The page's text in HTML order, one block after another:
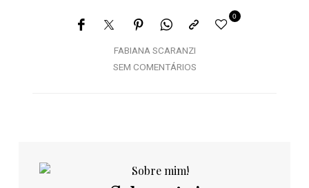
FABIANA SCARANZI
0
SEM COMENTÁRIOS